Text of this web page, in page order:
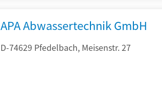
APA Abwassertechnik GmbH
D-74629 Pfedelbach, Meisenstr. 27